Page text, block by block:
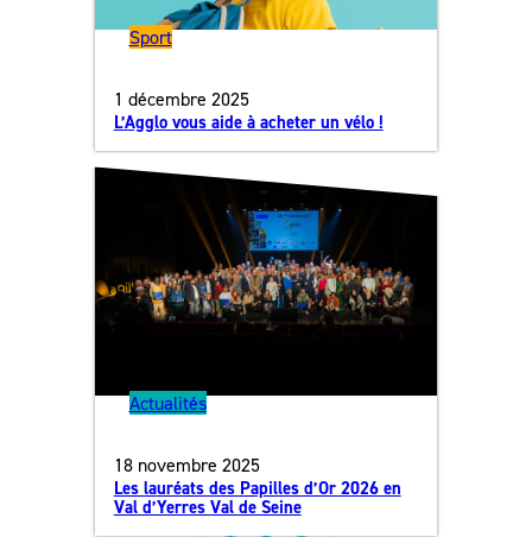
Sport
1 décembre 2025
L’Agglo vous aide à acheter un vélo !
Actualités
18 novembre 2025
Les lauréats des Papilles d’Or 2026 en
Val d’Yerres Val de Seine